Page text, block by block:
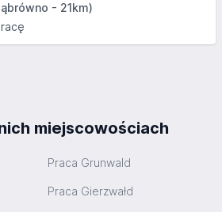
- 21km)
miejscowościach
Praca Grunwald
Praca Gierzwałd